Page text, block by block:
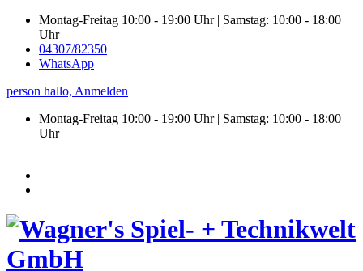
Montag-Freitag 10:00 - 19:00 Uhr | Samstag: 10:00 - 18:00
Uhr
04307/82350
WhatsApp
person hallo, Anmelden
Montag-Freitag 10:00 - 19:00 Uhr | Samstag: 10:00 - 18:00
Uhr